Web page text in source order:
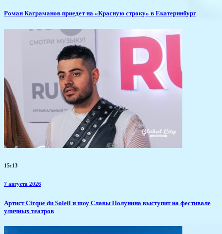
​Роман Каграманов приедет на «Красную строку» в Екатеринбург
15:13
7 августа 2026
Артист Cirque du Soleil и шоу Славы Полунина выступит на фестивале
уличных театров